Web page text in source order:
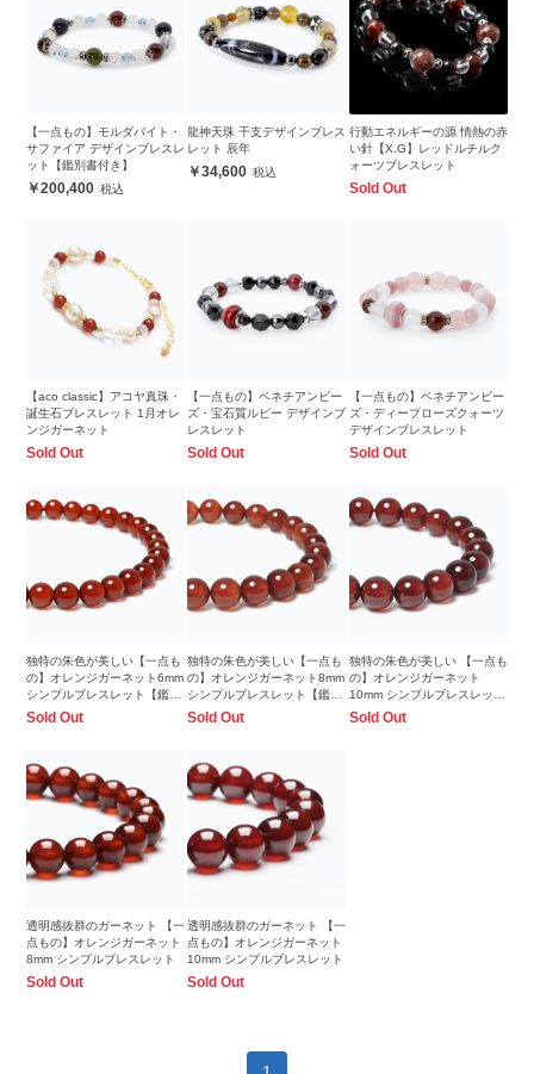
【一点もの】モルダバイト・
サファイア デザインブレスレ
ット【鑑別書付き】
200,400
龍神天珠 干支デザインブレス
レット 辰年
34,600
行動エネルギーの源 情熱の赤
い針【X.G】レッドルチルク
ォーツブレスレット
Sold Out
【aco classic】アコヤ真珠・
誕生石ブレスレット 1月オレ
ンジガーネット
Sold Out
【一点もの】ベネチアンビー
ズ・宝石質ルビー デザインブ
レスレット
Sold Out
【一点もの】ベネチアンビー
ズ・ディープローズクォーツ
デザインブレスレット
Sold Out
独特の朱色が美しい【一点も
の】オレンジガーネット6mm
シンプルブレスレット【鑑別
書付き】
Sold Out
独特の朱色が美しい【一点も
の】オレンジガーネット8mm
シンプルブレスレット【鑑別
書付き】
Sold Out
独特の朱色が美しい 【一点も
の】オレンジガーネット
10mm シンプルブレスレット
【鑑別書付き】
Sold Out
透明感抜群のガーネット 【一
点もの】オレンジガーネット
8mm シンプルブレスレット
Sold Out
透明感抜群のガーネット 【一
点もの】オレンジガーネット
10mm シンプルブレスレット
Sold Out